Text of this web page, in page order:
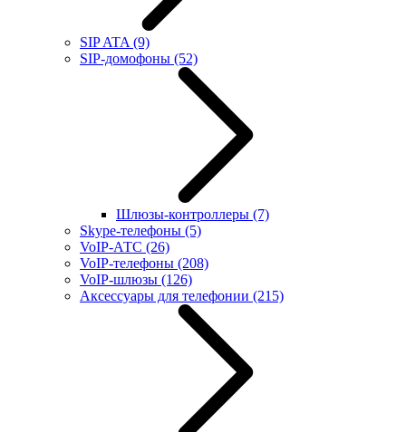
SIP ATA (9)
SIP-домофоны (52)
Шлюзы-контроллеры (7)
Skype-телефоны (5)
VoIP-АТС (26)
VoIP-телефоны (208)
VoIP-шлюзы (126)
Аксессуары для телефонии (215)